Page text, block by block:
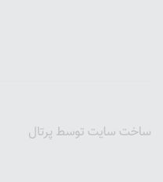
ساخت سایت توسط پرتال